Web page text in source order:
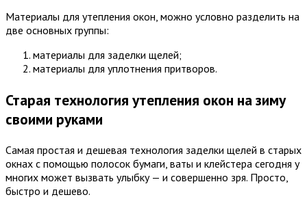
Материалы для утепления окон, можно условно разделить на
две основных группы:
материалы для заделки щелей;
материалы для уплотнения притворов.
Старая технология утепления окон на зиму
своими руками
Самая простая и дешевая технология заделки щелей в старых
окнах с помощью полосок бумаги, ваты и клейстера сегодня у
многих может вызвать улыбку — и совершенно зря. Просто,
быстро и дешево.